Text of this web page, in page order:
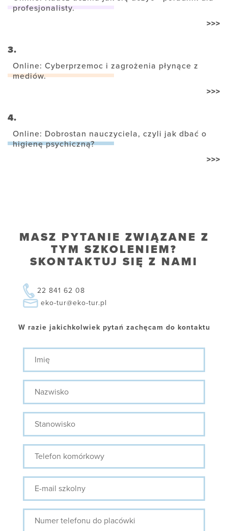
profesjonalisty.
>>>
3.
Online: Cyberprzemoc i zagrożenia płynące z
mediów.
>>>
4.
Online: Dobrostan nauczyciela, czyli jak dbać o
higienę psychiczną?
>>>
MASZ PYTANIE ZWIĄZANE Z
TYM SZKOLENIEM?
SKONTAKTUJ SIĘ Z NAMI
22 841 62 08
eko-tur@eko-tur.pl
W razie jakichkolwiek pytań zachęcam do kontaktu
Imię
Nazwisko
Stanowisko
Telefon
komórkowy
E-
mail
szkolny
Numer
telefonu